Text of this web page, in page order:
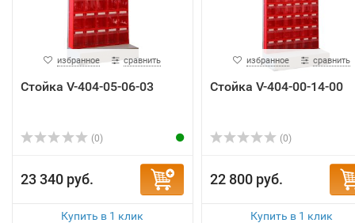
избранное сравнить
Стойка V-404-05-06-03
(0)
23 340 руб.
избранное сравнить
Стойка V-404-00-14-00
(0)
22 800 руб.